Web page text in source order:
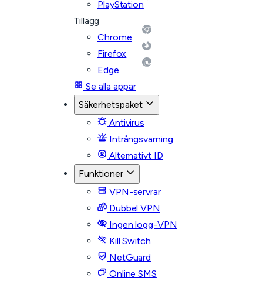
PlayStation
Tillägg
Chrome
Firefox
Edge
Se alla appar
Säkerhetspaket
Antivirus
Intrångsvarning
Alternativt ID
Funktioner
VPN-servrar
Dubbel VPN
Ingen logg-VPN
Kill Switch
NetGuard
Online SMS